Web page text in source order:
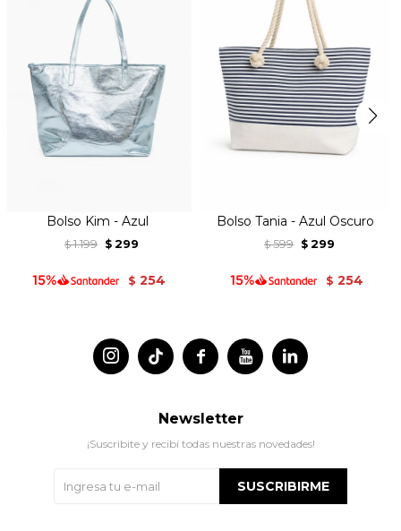
Bolso Kim - Azul
$ 1.199 $ 299
$ 254
Bolso Tania - Azul Oscuro
$ 599 $ 299
$ 254
 
 
Newsletter
¡Suscribite y recibí todas nuestras novedades!
SUSCRIBIRME